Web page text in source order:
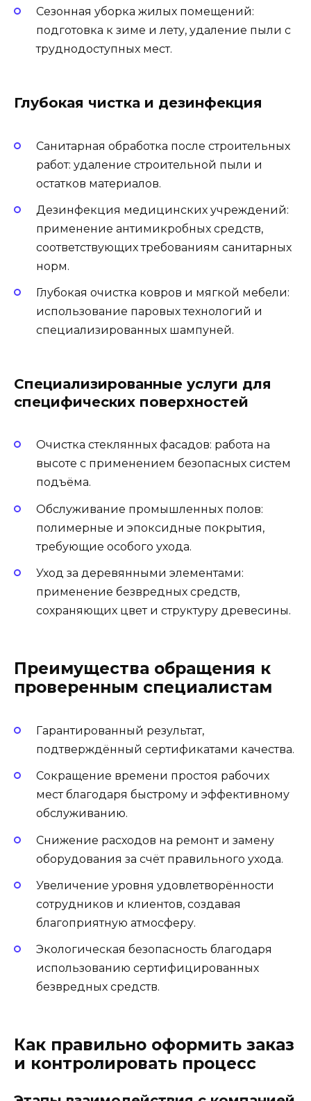
Сезонная уборка жилых помещений:
подготовка к зиме и лету, удаление пыли с
труднодоступных мест.
Глубокая чистка и дезинфекция
Санитарная обработка после строительных
работ: удаление строительной пыли и
остатков материалов.
Дезинфекция медицинских учреждений:
применение антимикробных средств,
соответствующих требованиям санитарных
норм.
Глубокая очистка ковров и мягкой мебели:
использование паровых технологий и
специализированных шампуней.
Специализированные услуги для
специфических поверхностей
Очистка стеклянных фасадов: работа на
высоте с применением безопасных систем
подъёма.
Обслуживание промышленных полов:
полимерные и эпоксидные покрытия,
требующие особого ухода.
Уход за деревянными элементами:
применение безвредных средств,
сохраняющих цвет и структуру древесины.
Преимущества обращения к
проверенным специалистам
Гарантированный результат,
подтверждённый сертификатами качества.
Сокращение времени простоя рабочих
мест благодаря быстрому и эффективному
обслуживанию.
Снижение расходов на ремонт и замену
оборудования за счёт правильного ухода.
Увеличение уровня удовлетворённости
сотрудников и клиентов, создавая
благоприятную атмосферу.
Экологическая безопасность благодаря
использованию сертифицированных
безвредных средств.
Как правильно оформить заказ
и контролировать процесс